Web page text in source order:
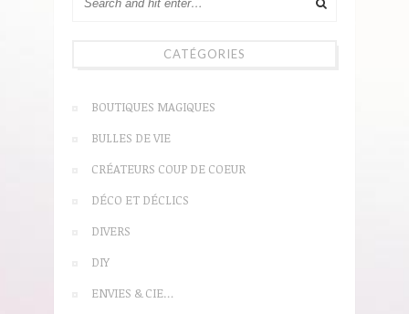
CATÉGORIES
BOUTIQUES MAGIQUES
BULLES DE VIE
CRÉATEURS COUP DE COEUR
DÉCO ET DÉCLICS
DIVERS
DIY
ENVIES & CIE…